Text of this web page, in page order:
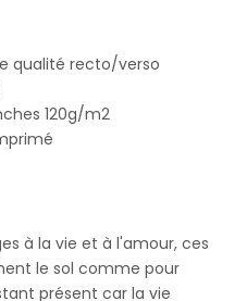
qualité recto/verso
120g/m2
à la vie et à l'amour, ces
le sol comme pour
présent car la vie